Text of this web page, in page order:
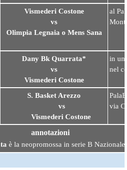
Vismederi Costone
vs
Olimpia Legnaia o Mens Sana
al
Dany Bk Quarrata*
vs
Vismederi Costone
in un
nel
S. Basket Arezzo
vs
Vismederi Costone
via
annotazioni
è la neopromossa in serie B Nazionale